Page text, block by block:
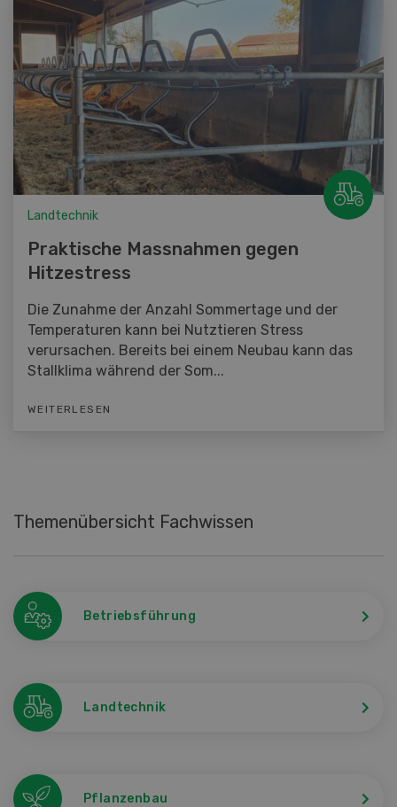
Landtechnik
Praktische Massnahmen gegen
Hitzestress
Die Zunahme der Anzahl Sommertage und der
Temperaturen kann bei Nutztieren Stress
verursachen. Bereits bei einem Neubau kann das
Stallklima während der Som...
WEITERLESEN
Themenübersicht Fachwissen
Betriebsführung
Landtechnik
Pflanzenbau